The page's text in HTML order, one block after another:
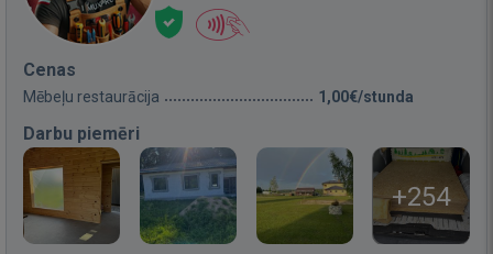
Cenas
Mēbeļu restaurācija 1,00€/stunda
Darbu piemēri
+254